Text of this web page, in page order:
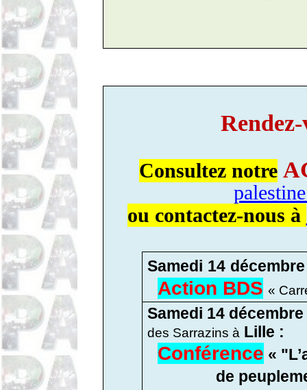
Consultez notre
ou contactez-nous à
Samedi 14 décembre
Action BDS «
Samedi 14
des Sarrazins à Lille :
Conférence «
de